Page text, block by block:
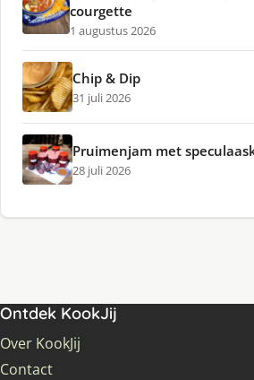
courgette
1 augustus 2026
Chip & Dip
31 juli 2026
Pruimenjam met
28 juli 2026
Ontdek KookJij
Over KookJij
Contact